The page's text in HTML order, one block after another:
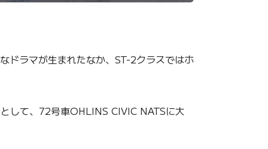
ラマが生まれたなか、ST-2クラスではホ
して、72号車OHLINS CIVIC NATSに大